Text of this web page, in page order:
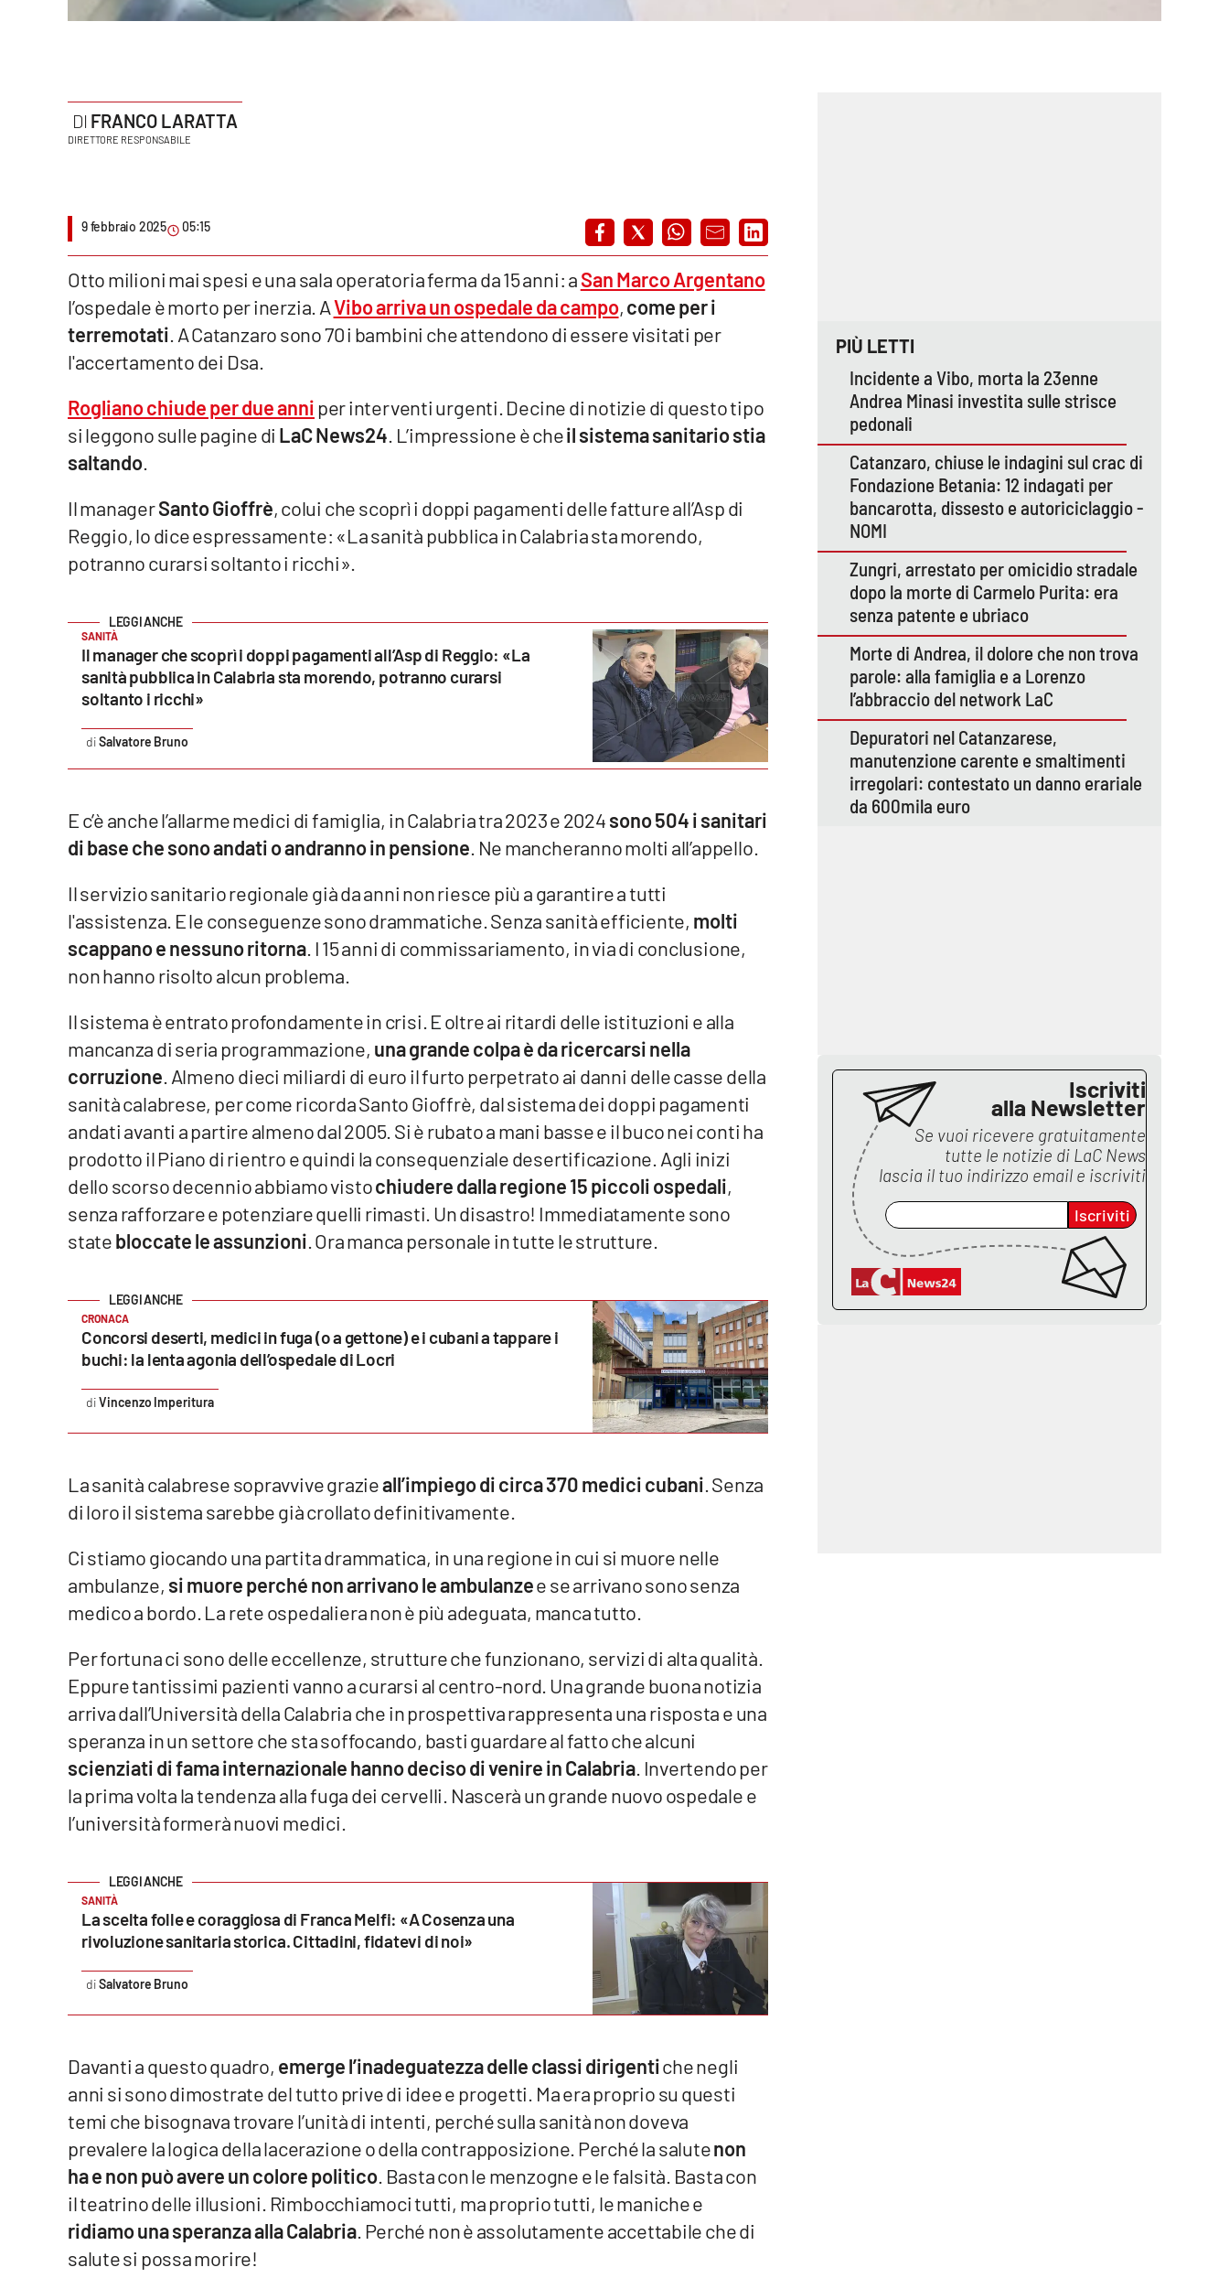
Leggendo Alvaro insieme
Le perfidie di Antonella Grippo
Venti di comunicazione
Streaming
Reggio Calabria
Calabriavisione
Destinazioni
Ilvibonese.it
Catanzarochannel.it
Vai
Cookie policy
FRANCO LARATTA
DIRETTORE RESPONSABILE
9 febbraio 2025 05:15
Otto milioni mai spesi e una sala operatoria ferma da 15 anni: aSan Marco Argentano
l’ospedale è morto per inerzia. AVibo arriva un ospedale da campo,come per i
terremotati . A Catanzaro sono 70 i bambini che attendono di essere visitati per
l'accertamento dei Dsa.
Rogliano chiude per due anni per interventi urgenti. Decine di notizie di questo tipo
si leggono sulle pagine di LaC News24 . L’impressione è cheil sistema sanitario stia
saltando
Il managerSanto Gioffrè, colui che scoprì i doppi pagamenti delle fatture all’Asp di
Reggio, lo dice espressamente: «La sanità pubblica in Calabria sta morendo,
potranno curarsi soltanto i ricchi».
SANITÀ
Il manager che scoprì i doppi pagamenti all’Asp di Reggio: «La
sanità pubblica in Calabria sta morendo, potranno curarsi
soltanto i ricchi»
Salvatore Bruno
E c’è anche l’allarme medici di famiglia, in Calabria tra 2023 e 2024sono 504 i sanitari
di base che sono andati o andranno in pensione . Ne mancheranno molti all’appello.
Il servizio sanitario regionale già da anni non riesce più a garantire a tutti
l'assistenza. E le conseguenze sono drammatiche. Senza sanità efficiente, molti
scappano e nessuno ritorna . I 15 anni di commissariamento, in via di conclusione,
non hanno risolto alcun problema.
Il sistema è entrato profondamente in crisi. E oltre ai ritardi delle istituzioni e alla
mancanza di seria programmazione, una grande colpa è da ricercarsi nella
corruzione . Almeno dieci miliardi di euro il furto perpetrato ai danni delle casse della
sanità calabrese, per come ricorda Santo Gioffrè, dal sistema dei doppi pagamenti
andati avanti a partire almeno dal 2005. Si è rubato a mani basse e il buco nei conti ha
prodotto il Piano di rientro e quindi la consequenziale desertificazione. Agli inizi
dello scorso decennio abbiamo vistochiudere dalla regione 15 piccoli ospedali,
senza rafforzare e potenziare quelli rimasti. Un disastro! Immediatamente sono
statebloccate le assunzioni . Ora manca personale in tutte le strutture.
CRONACA
Concorsi deserti, medici in fuga (o a gettone) e i cubani a tappare i
buchi: la lenta agonia dell’ospedale di Locri
Vincenzo Imperitura
La sanità calabrese sopravvive grazieall’impiego di circa 370 medici cubani. Senza
di loro il sistema sarebbe già crollato definitivamente.
Ci stiamo giocando una partita drammatica, in una regione in cui si muore nelle
ambulanze, si muore perché non arrivano le ambulanzee se arrivano sono senza
medico a bordo. La rete ospedaliera non è più adeguata, manca tutto.
Per fortuna ci sono delle eccellenze, strutture che funzionano, servizi di alta qualità.
Eppure tantissimi pazienti vanno a curarsi al centro-nord. Una grande buona notizia
arriva dall’Università della Calabria che in prospettiva rappresenta una risposta e una
speranza in un settore che sta soffocando, basti guardare al fatto che alcuni
scienziati di fama internazionale hanno deciso di venire in Calabria. Invertendo per
la prima volta la tendenza alla fuga dei cervelli. Nascerà un grande nuovo ospedale e
l’università formerà nuovi medici.
SANITÀ
La scelta folle e coraggiosa di Franca Melfi: «A Cosenza una
rivoluzione sanitaria storica. Cittadini, fidatevi di noi»
Salvatore Bruno
Davanti a questo quadro, emerge l’inadeguatezza delle classi dirigentiche negli
anni si sono dimostrate del tutto prive di idee e progetti. Ma era proprio su questi
temi che bisognava trovare l’unità di intenti, perché sulla sanità non doveva
prevalere la logica della lacerazione o della contrapposizione. Perché la salutenon
ha e non può avere un colore politico. Basta con le menzogne e le falsità. Basta con
il teatrino delle illusioni. Rimbocchiamoci tutti, ma proprio tutti, le maniche e
ridiamo una speranza alla Calabria. Perché non è assolutamente accettabile che di
salute si possa morire!
PIÙ LETTI
Incidente a Vibo, morta la 23enne
Andrea Minasi investita sulle strisce
pedonali
Catanzaro, chiuse le indagini sul crac di
Fondazione Betania: 12 indagati per
bancarotta, dissesto e autoriciclaggio -
NOMI
Zungri, arrestato per omicidio stradale
dopo la morte di Carmelo Purita: era
senza patente e ubriaco
Morte di Andrea, il dolore che non trova
parole: alla famiglia e a Lorenzo
l’abbraccio del network LaC
Depuratori nel Catanzarese,
manutenzione carente e smaltimenti
irregolari: contestato un danno erariale
da 600mila euro
Iscriviti
alla Newsletter
Se vuoi ricevere gratuitamente
tutte le notizie di LaC News
lascia il tuo indirizzo email e iscriviti
Iscriviti